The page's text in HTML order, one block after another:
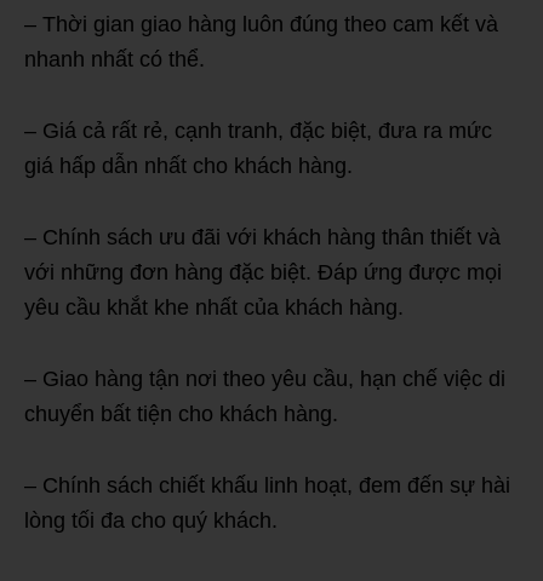
– Thời gian giao hàng luôn đúng theo cam kết và
nhanh nhất có thể.
– Giá cả rất rẻ, cạnh tranh, đặc biệt, đưa ra mức
giá hấp dẫn nhất cho khách hàng.
– Chính sách ưu đãi với khách hàng thân thiết và
với những đơn hàng đặc biệt. Đáp ứng được mọi
yêu cầu khắt khe nhất của khách hàng.
– Giao hàng tận nơi theo yêu cầu, hạn chế việc di
chuyển bất tiện cho khách hàng.
– Chính sách chiết khấu linh hoạt, đem đến sự hài
lòng tối đa cho quý khách.